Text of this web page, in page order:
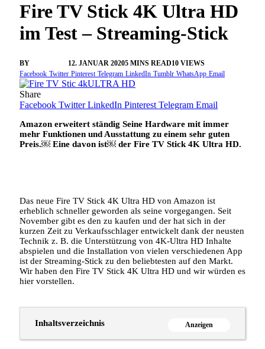
Fire TV Stick 4K Ultra HD
im Test – Streaming-Stick
BY 12. JANUAR 20205 MINS READ10 VIEWS
Facebook Twitter Pinterest Telegram LinkedIn Tumblr WhatsApp Email
Share
Facebook Twitter LinkedIn Pinterest Telegram Email
Amazon erweitert ständig Seine Hardware mit immer
mehr Funktionen und Ausstattung zu einem sehr guten
Preis.￼ Eine davon ist￼ der Fire TV Stick 4K Ultra HD.
Das neue Fire TV Stick 4K Ultra HD von Amazon ist
erheblich schneller geworden als seine vorgegangen. Seit
November gibt es den zu kaufen und der hat sich in der
kurzen Zeit zu Verkaufsschlager entwickelt dank der neusten
Technik z. B. die Unterstützung von 4K-Ultra HD Inhalte
abspielen und die Installation von vielen verschiedenen App
ist der Streaming-Stick zu den beliebtesten auf den Markt.
Wir haben den Fire TV Stick 4K Ultra HD und wir würden es
hier vorstellen.
Inhaltsverzeichnis Anzeigen